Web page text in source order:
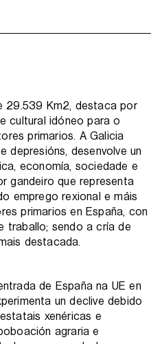
29.539 Km2, destaca por
cultural idóneo para o
primarios. A Galicia
depresións, desenvolve un
economía, sociedade e
gandeiro que representa
emprego rexional e máis
primarios en España, con
traballo; sendo a cría de
destacada.
de España na UE en
un declive debido
xenéricas e
agraria e